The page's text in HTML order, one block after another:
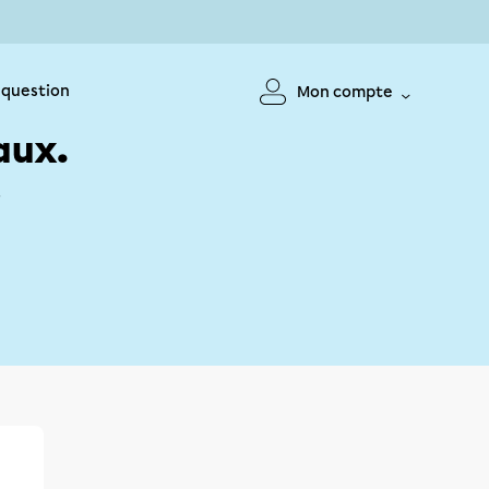
Mon compte